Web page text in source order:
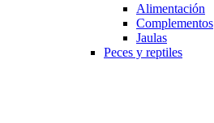
Alimentación
Complementos
Jaulas
Peces y reptiles